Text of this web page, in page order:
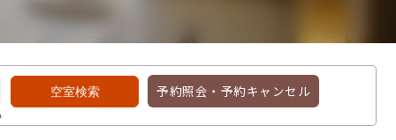
予約照会・予約キャンセル